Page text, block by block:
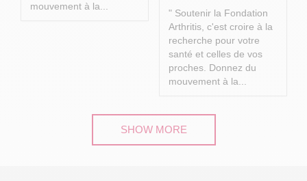
mouvement à la...
" Soutenir la Fondation
Arthritis, c'est croire à la
recherche pour votre
santé et celles de vos
proches. Donnez du
mouvement à la...
SHOW MORE